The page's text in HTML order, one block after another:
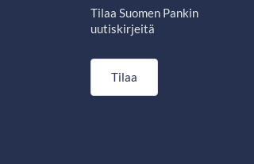
Tilaa Suomen Pankin
uutiskirjeitä
Tilaa